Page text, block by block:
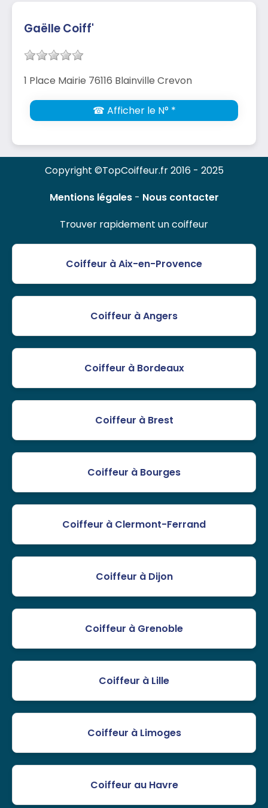
Gaëlle Coiff'
1 Place Mairie 76116 Blainville Crevon
☎ Afficher le N° *
Copyright ©TopCoiffeur.fr 2016 - 2025
Mentions légales- Nous contacter
Trouver rapidement un coiffeur
Coiffeur à Aix-en-Provence
Coiffeur à Angers
Coiffeur à Bordeaux
Coiffeur à Brest
Coiffeur à Bourges
Coiffeur à Clermont-Ferrand
Coiffeur à Dijon
Coiffeur à Grenoble
Coiffeur à Lille
Coiffeur à Limoges
Coiffeur au Havre